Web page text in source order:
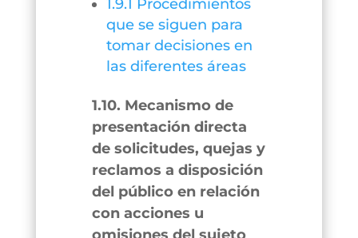
1.9.1 Procedimientos
que se siguen para
tomar decisiones en
las diferentes áreas
1.10. Mecanismo de
presentación directa
de solicitudes, quejas y
reclamos a disposición
del público en relación
con acciones u